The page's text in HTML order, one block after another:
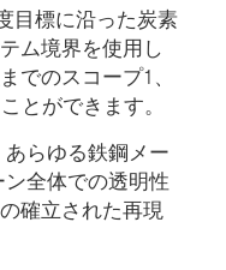
目標に沿った炭素
ム境界を使用し
でのスコープ1、
とができます。
らゆる鉄鋼メー
全体での透明性
確立された再現